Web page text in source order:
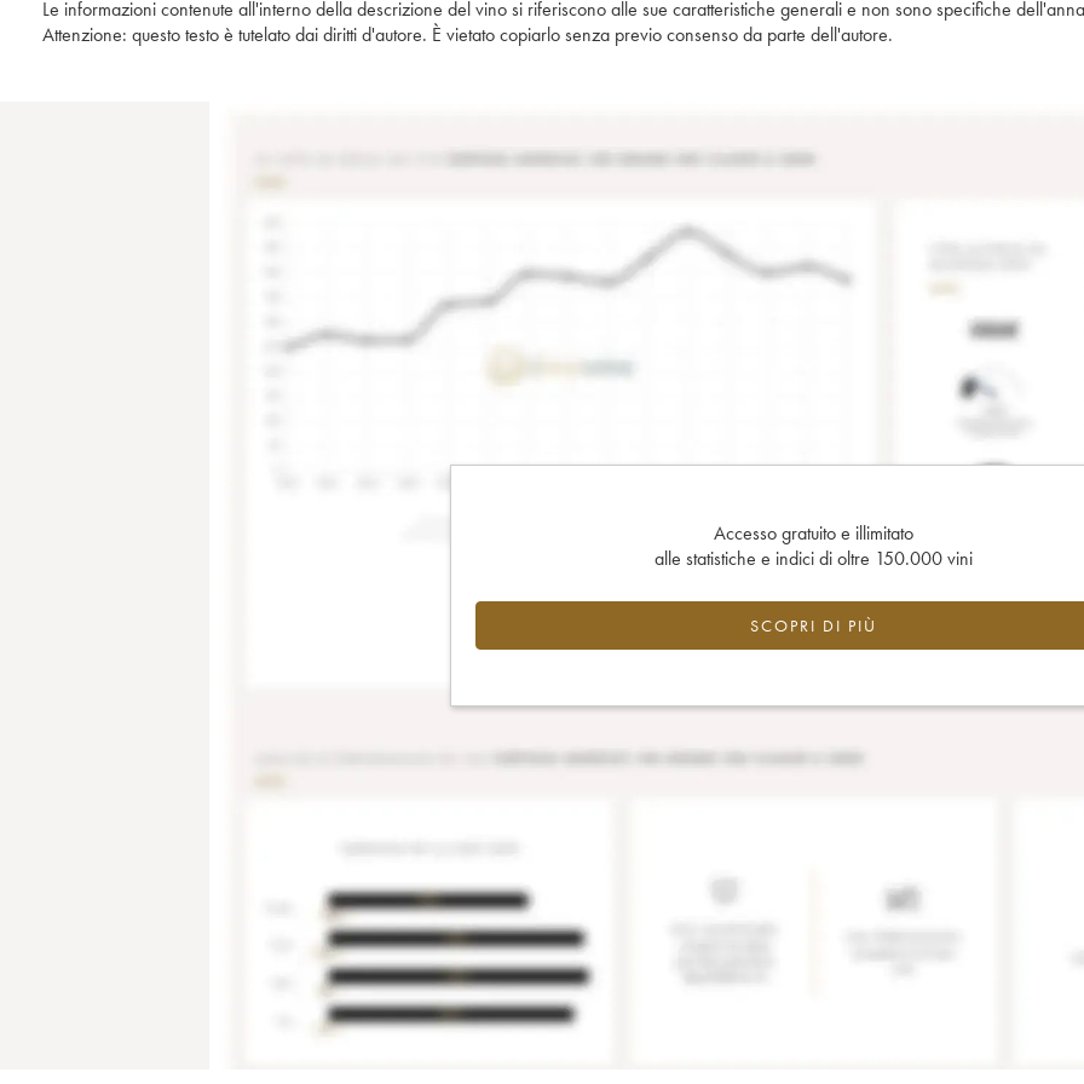
Le informazioni contenute all'interno della descrizione del vino si riferiscono alle sue caratteristiche generali e non sono specifiche
Attenzione: questo testo è tutelato dai diritti d'autore. È vietato copiarlo senza previo consenso da parte dell'autore.
Accesso gratuito e illimitato
alle statistiche e indici di oltre 150.000 vini
SCOPRI DI PIÙ